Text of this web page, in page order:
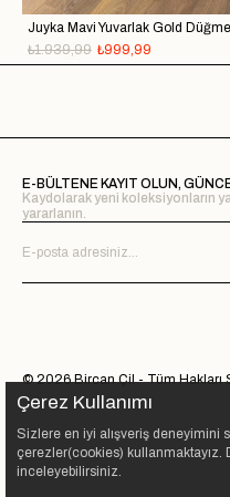
₺999,99
₺1.939,99
E-BÜLTENE KAYIT OLUN,
Kaydolarak yeni koleksiyonların
yararlanın.
© 2026 Bircan Çil - Tüm Hakları
Çerez Kullanımı
Sizlere en iyi alışveriş deneyimini
çerezler(cookies) kullanmaktayız.
inceleyebilirsiniz.